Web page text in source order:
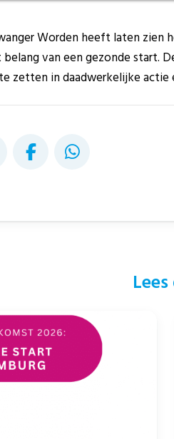
Worden heeft laten zien
van een gezonde start.
zetten in daadwerkelijke